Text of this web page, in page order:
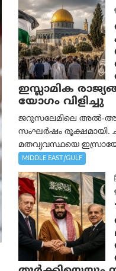
ഇസ്ലാമിക
യോഗം വിളിച്ചു
ജറുസലേമിലെ അൽ-
സംഘർഷം രൂക്ഷമായി.
മതവ്യവസ്ഥയെ
MIDDLE EAST/GULF